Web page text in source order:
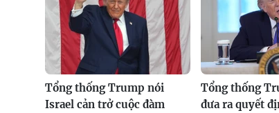
Tổng thống Trump nói
Israel cản trở cuộc đàm
Tổng thống
đưa ra quyết